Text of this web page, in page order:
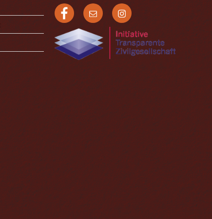
Facebook
E-
Mail
Instagram